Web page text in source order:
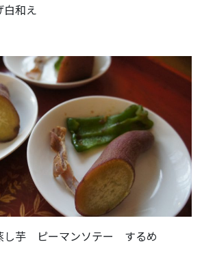
白和え
し芋 ピーマンソテー するめ